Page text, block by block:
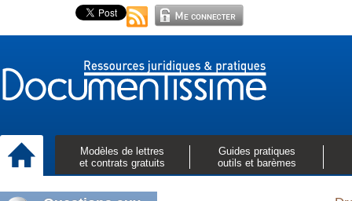
Modèles de lettres
et contrats gratuits
Guides pratiques
outils et barèmes